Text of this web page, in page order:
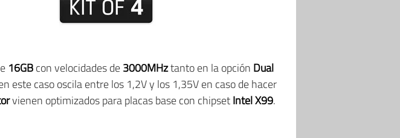
16GBcon velocidades de3000MHztanto en la opción Dual
este caso oscila entre los 1,2V y los 1,35V en caso de hacer
vienen optimizados para placas base con chipsetIntel X99.